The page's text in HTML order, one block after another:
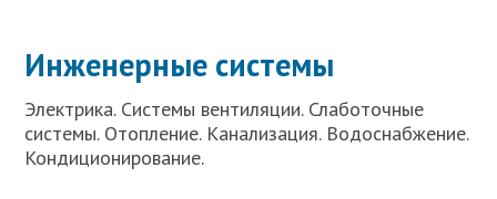
Инженерные системы
Электрика. Системы вентиляции. Слаботочные
системы. Отопление. Канализация. Водоснабжение.
Кондиционирование.